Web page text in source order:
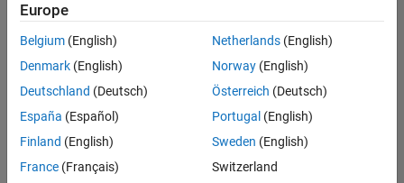
correspondant
à vos
critères
de
recherche.
Vous
pouvez
élargir
votre
Europe
Belgium (English)
Denmark (English)
Deutschland (Deutsch)
España (Español)
Finland (English)
France (Français)
Netherlands(English)
Norway(English)
Österreich (Deutsch)
Portugal (English)
Sweden (English)
Switzerland